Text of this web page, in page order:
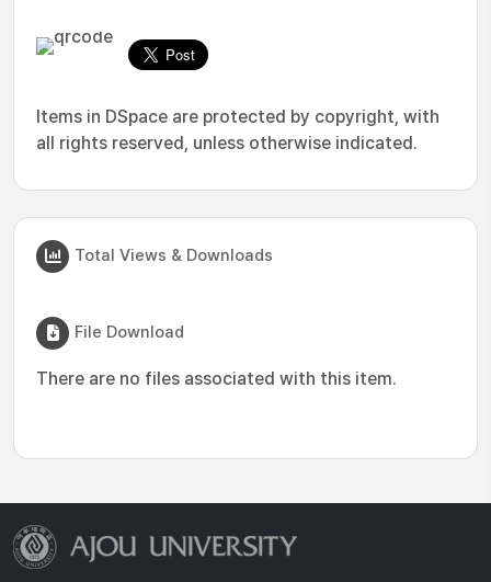
Items in DSpace are protected by copyright, with
all rights reserved, unless otherwise indicated.
Total Views & Downloads
File Download
There are no files associated with this item.